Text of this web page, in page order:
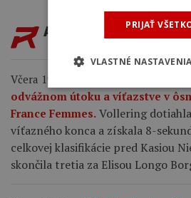
AKTUALITY
Včera 19:04
Demi Vollering ide
odvážnom útoku a víťazstve v
France Femmes. Vollering
víťazného konca a získala 8-
celkovej klasifikácie pred Kasiou
skončila tretia za Elisou Longo
PRIJAŤ
VLASTNÉ